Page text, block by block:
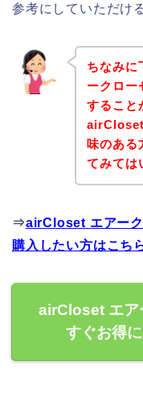
参考にしていただけ
ちなみ
ークロー
すること
airCloset
味のある
てみては
⇒airCloset エアー
購入したい方はこち
airCloset エア
すぐお得